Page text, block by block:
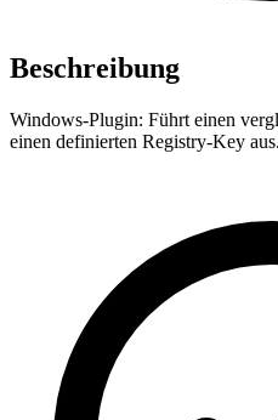
Beschreibung
Windows-Plugin: Führt einen
einen definierten Registry-Key aus.